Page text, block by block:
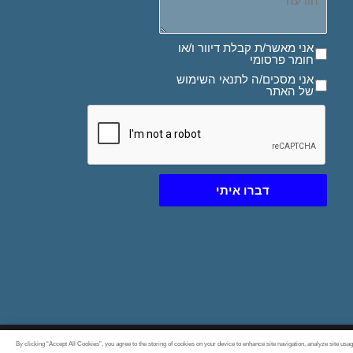
אני מאשר/ת קבלת דיוור ו/או חומר פרסומי
אני מאשר/ת קבלת דיוור ו/או
חומר פרסומי
אני מסכים/ה לתנאי השימוש של האתר
אני מסכים/ה לתנאי השימוש
של האתר
דברו איתי
Created By - בניית אתרים
By clicking “Accept All Cookies”, you agree to the storing of cookies on your device to enhance site navigation, analyze site